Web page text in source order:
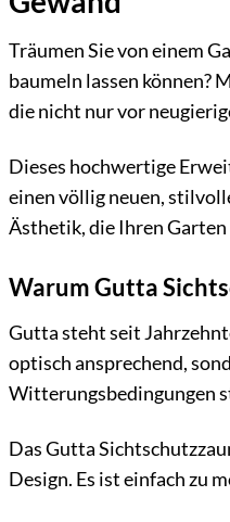
Träumen Sie von einem
baumeln lassen können?
die nicht nur vor
Dieses hochwertige
einen völlig neuen,
Ästhetik, die Ihren
Warum Gutta
Gutta steht seit
optisch ansprechend,
Witterungsbedingungen
Das Gutta
Design. Es ist einfach zu